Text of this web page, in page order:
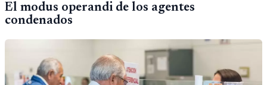
El modus operandi de los agentes
condenados